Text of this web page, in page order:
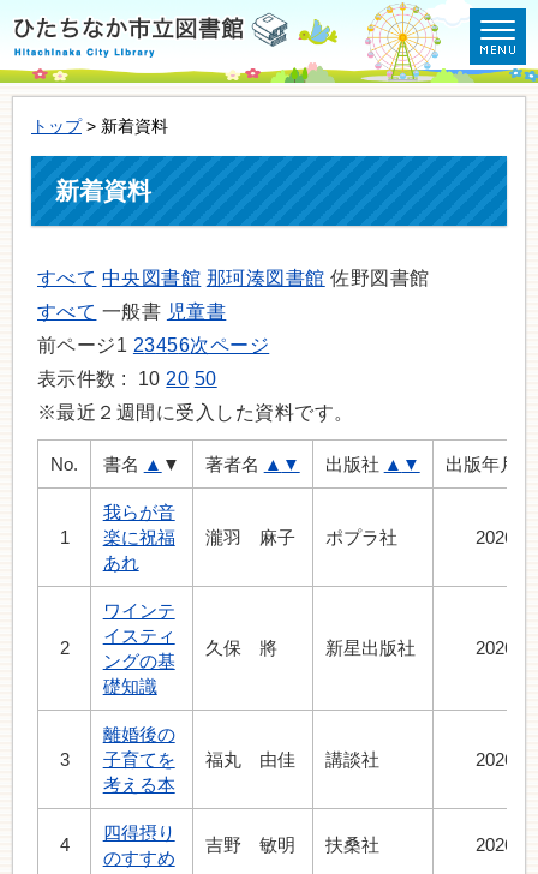
トップ> 新着資料
新着資料
すべて 中央図書館 那珂湊図書館 佐野図書館
すべて 一般書 児童書
前ページ1 23456次ページ
表示件数 : 10 20 50
※最近２週間に受入した資料です。
No. 書名 ▲ ▼ 著者名 ▲ ▼ 出版社 ▲ ▼ 出版年月
1
我らが音
楽に祝福
あれ
瀧羽 麻子 ポプラ社 2026.7
2
ワインテ
イスティ
ングの基
礎知識
久保 將 新星出版社 2026.7
3
離婚後の
子育てを
考える本
福丸 由佳 講談社 2026.7
4
四得摂り
のすすめ
吉野 敏明 扶桑社 2026.7